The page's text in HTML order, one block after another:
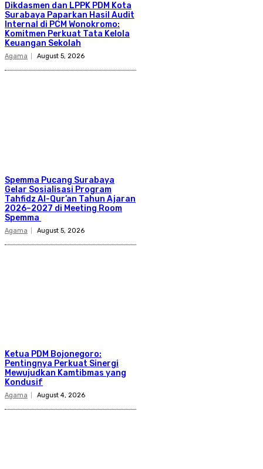
Dikdasmen dan LPPK PDM Kota
Surabaya Paparkan Hasil Audit
Internal di PCM Wonokromo:
Komitmen Perkuat Tata Kelola
Keuangan Sekolah
Agama August 5, 2026
Spemma Pucang Surabaya
Gelar Sosialisasi Program
Tahfidz Al-Qur’an Tahun Ajaran
2026–2027 di Meeting Room
Spemma
Agama August 5, 2026
Ketua PDM Bojonegoro:
Pentingnya Perkuat Sinergi
Mewujudkan Kamtibmas yang
Kondusif
Agama August 4, 2026